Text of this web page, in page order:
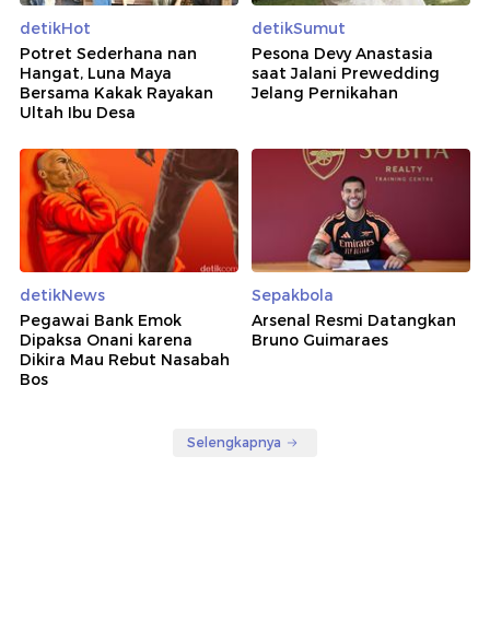
detikHot
Potret Sederhana nan
Hangat, Luna Maya
Bersama Kakak Rayakan
Ultah Ibu Desa
detikSumut
Pesona Devy Anastasia
saat Jalani Prewedding
Jelang Pernikahan
detikNews
Pegawai Bank Emok
Dipaksa Onani karena
Dikira Mau Rebut Nasabah
Bos
Sepakbola
Arsenal Resmi Datangkan
Bruno Guimaraes
Selengkapnya